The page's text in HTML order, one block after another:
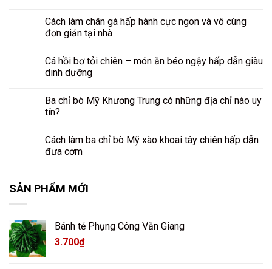
Cách làm chân gà hấp hành cực ngon và vô cùng
đơn giản tại nhà
Cá hồi bơ tỏi chiên – món ăn béo ngậy hấp dẫn giàu
dinh dưỡng
Ba chỉ bò Mỹ Khương Trung có những địa chỉ nào uy
tín?
Cách làm ba chỉ bò Mỹ xào khoai tây chiên hấp dẫn
đưa cơm
SẢN PHẨM MỚI
Bánh tẻ Phụng Công Văn Giang
3.700₫